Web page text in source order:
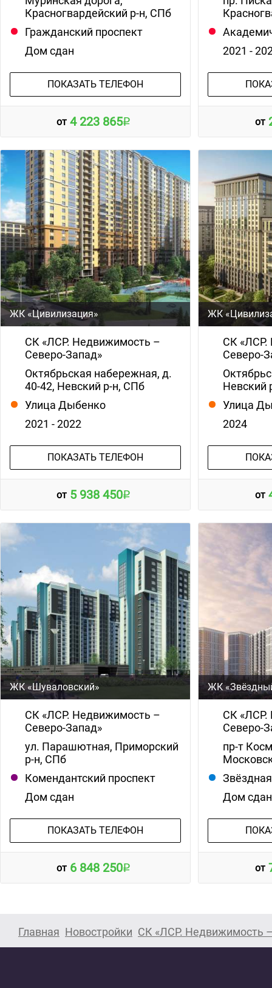
Красногвардейский р-н, СПб
Гражданский проспект
Дом сдан
ПОКАЗАТЬ ТЕЛЕФОН
от 4 223 865
2021 -
от
ЖК «Цивилизация»
СК «ЛСР. Недвижимость –
Северо-Запад»
Октябрьская набережная, д.
40-42, Невский р-н, СПб
Улица Дыбенко
2021 - 2022
ПОКАЗАТЬ ТЕЛЕФОН
от 5 938 450
ЖК
СК «ЛСР.
Северо-
Невский
Улица
2024
от
ЖК «Шуваловский»
СК «ЛСР. Недвижимость –
Северо-Запад»
ул. Парашютная, Приморский
р-н, СПб
Комендантский проспект
Дом сдан
ПОКАЗАТЬ ТЕЛЕФОН
от 6 848 250
ЖК
СК «ЛСР.
Северо-
пр-т
Звёздная
Дом сдан
от
Главная Новостройки СК «ЛСР. Недвижимость